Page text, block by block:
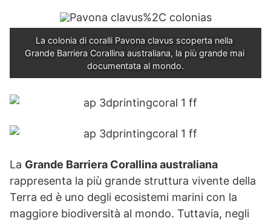
La colonia di coralli Pavona clavus scoperta nella
Grande Barriera Corallina australiana, la più grande mai
documentata al mondo.
La Grande Barriera Corallina australiana
rappresenta la più grande struttura vivente della
Terra ed è uno degli ecosistemi marini con la
maggiore biodiversità al mondo. Tuttavia, negli